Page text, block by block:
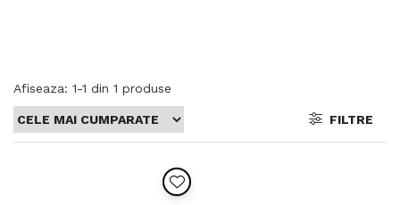
Afiseaza: 1-1 din 1 produse
FILTRE